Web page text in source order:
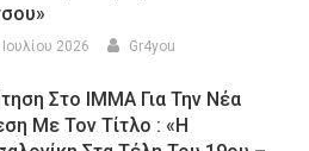
2026 Gr4you
Στο ΙΜΜΑ Για Την Νέα
Με Τον Τίτλο : «Η